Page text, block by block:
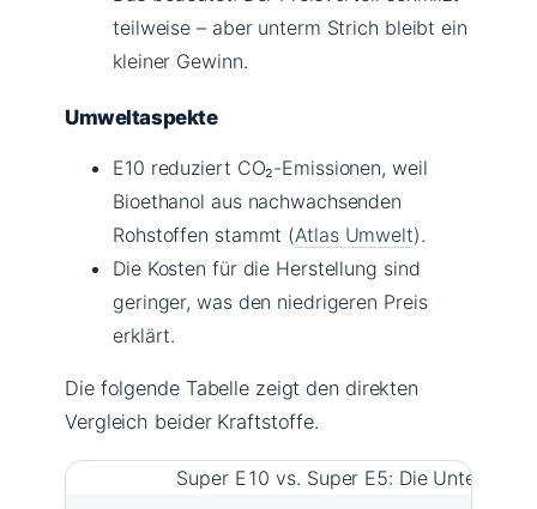
teilweise – aber unterm Strich bleibt ein
kleiner Gewinn.
Umweltaspekte
E10 reduziert CO₂-Emissionen, weil
Bioethanol aus nachwachsenden
Rohstoffen stammt (Atlas Umwelt).
Die Kosten für die Herstellung sind
geringer, was den niedrigeren Preis
erklärt.
Die folgende Tabelle zeigt den direkten
Vergleich beider Kraftstoffe.
Super E10 vs. Super E5: Die